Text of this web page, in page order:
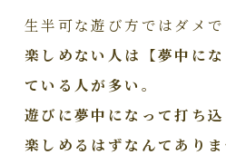
生半可な遊び方ではダメで
楽しめない人は【夢中に
ている人が多い。
遊びに夢中になって打ち
楽しめるはずなんてありま